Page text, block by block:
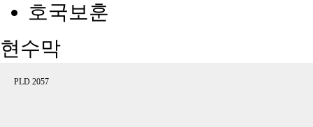
호국보훈
현수막
PLD 2057